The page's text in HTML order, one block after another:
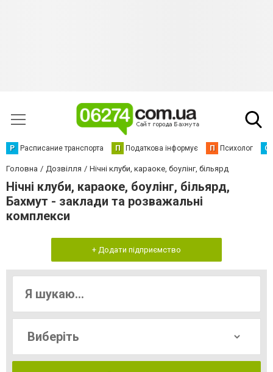
Р Расписание транспорта П Податкова інформує П Психолог С
Головна Дозвілля Нічні клуби, караоке, боулінг, більярд
Нічні клуби, караоке, боулінг, більярд,
Бахмут - заклади та розважальні
комплекси
+ Додати підприємство